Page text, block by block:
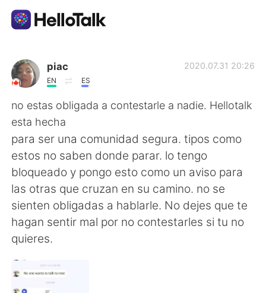
Language Exchange App
AI Grammar Checker
English
简体中文 繁體中文
Español العربية
Français
日本語
piac
EN ES
2020.07.31 20:26
no estas obligada a contestarle a nadie. Hellotalk
esta hecha
para ser una comunidad segura. tipos como
estos no saben donde parar. lo tengo
bloqueado y pongo esto como un aviso para
las otras que cruzan en su camino. no se
sienten obligadas a hablarle. No dejes que te
hagan sentir mal por no contestarles si tu no
quieres.